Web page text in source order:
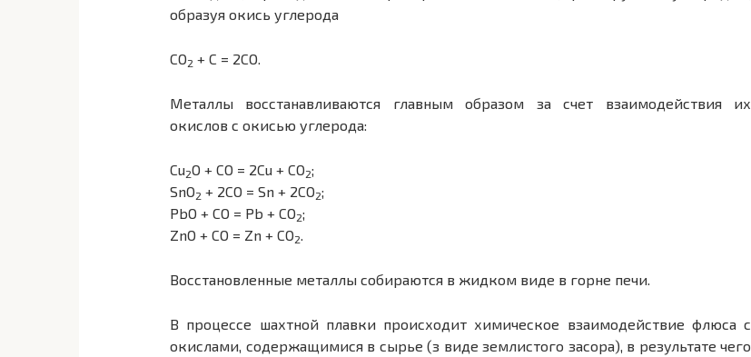
образуя окись углерода
CO2 + C = 2CO.
Металлы восстанавливаются главным образом за счет взаимодействия их
окислов с окисью углерода:
Cu2O + CO = 2Cu + CO2;
SnO2 + 2CO = Sn + 2СO2;
PbO + СО = Pb + CO2;
ZnO + СО = Zn + CO2
Восстановленные металлы собираются в жидком виде в горне печи.
В процессе шахтной плавки происходит химическое взаимодействие флюса с
окислами, содержащимися в сырье (з виде землистого засора), в результате чего